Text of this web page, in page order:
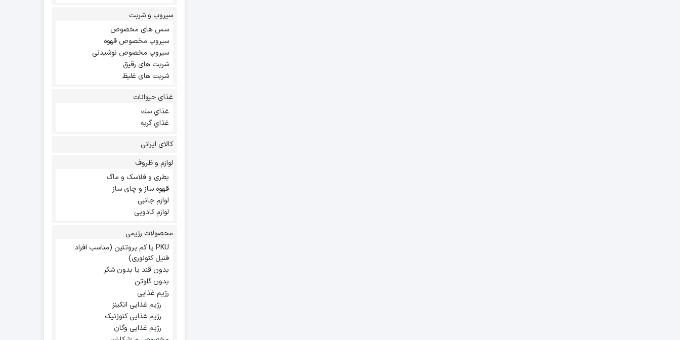
سیروپ و شربت
سس های مخصوص
سیروپ مخصوص قهوه
سیروپ مخصوص نوشیدنی
شربت های رقیق
شربت های غلیظ
غذای حیوانات
غذاي سك
غذاي گربه
کالای ایرانی
لوازم و ظروف
بطری و فلاسک و ماگ
قهوه ساز و چای ساز
لوازم جانبی
لوازم کادویی
محصولات رژیمی
PKU یا کم پروتئین (مناسب افراد
فنیل کتونوری)
بدون قند یا بدون شکر
بدون گلوتن
رژیم غذایی
رژیم غذایی اتکینز
رژیم غذایی کتوژنیک
رژیم غذایی وگان